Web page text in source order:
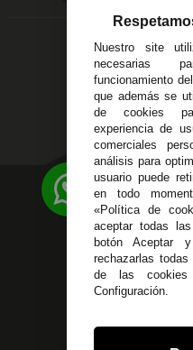
14
Alzira -
C/
Pago
955 44
Nuestro site
necesarias
funcionamiento
que además se
de cookies
experiencia de
comerciales
análisis para
usuario puede
en todo
«Política de
aceptar todas
botón Aceptar
rechazarlas
de las cookies
Configuración.